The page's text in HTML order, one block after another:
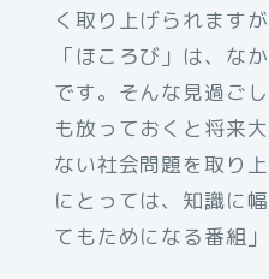
く取り上げられます
「ほころび」は、な
です。そんな見過ご
も放っておくと将来
ない社会問題を取り
にとっては、知識に
てもためになる番組」